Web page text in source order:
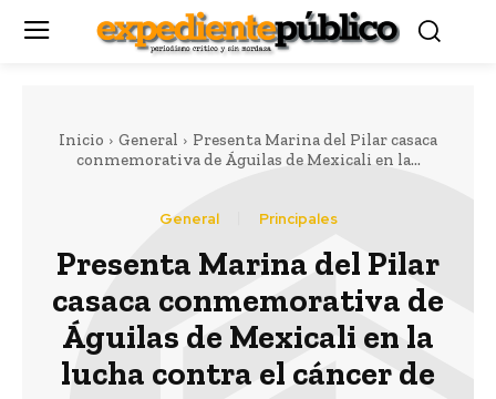
Inicio General
Presenta Marina del Pilar casaca
conmemorativa de Águilas de Mexicali en la...
General Principales
Presenta Marina del Pilar
casaca conmemorativa de
Águilas de Mexicali en la
lucha contra el cáncer de